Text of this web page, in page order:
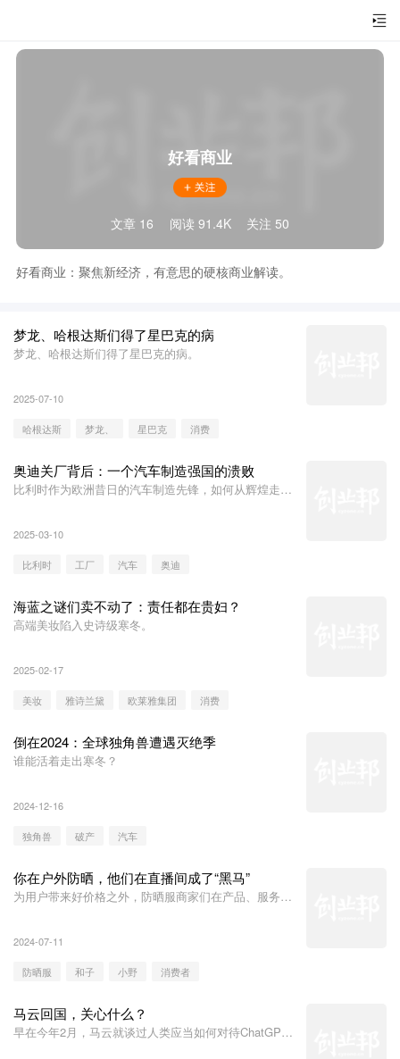
好看商业
文章 16 阅读 91.4K 关注 50
好看商业：聚焦新经济，有意思的硬核商业解读。
梦龙、哈根达斯们得了星巴克的病
梦龙、哈根达斯们得了星巴克的病。
2025-07-10
哈根达斯 梦龙、 星巴克 消费
奥迪关厂背后：一个汽车制造强国的溃败
比利时作为欧洲昔日的汽车制造先锋，如何从辉煌走向
2025-03-10
比利时 工厂 汽车 奥迪
海蓝之谜们卖不动了：责任都在贵妇？
高端美妆陷入史诗级寒冬。
2025-02-17
美妆 雅诗兰黛 欧莱雅集团 消费
倒在2024：全球独角兽遭遇灭绝季
谁能活着走出寒冬？
2024-12-16
独角兽 破产 汽车
你在户外防晒，他们在直播间成了“黑马”
为用户带来好价格之外，防晒服商家们在产品、服务、
2024-07-11
防晒服 和子 小野 消费者
马云回国，关心什么？
早在今年2月，马云就谈过人类应当如何对待ChatGPT